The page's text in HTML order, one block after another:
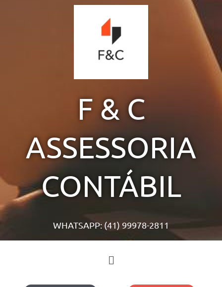
F & C
ASSESSORIA
CONTÁBIL
WHATSAPP: (41) 99978-2811
Menu